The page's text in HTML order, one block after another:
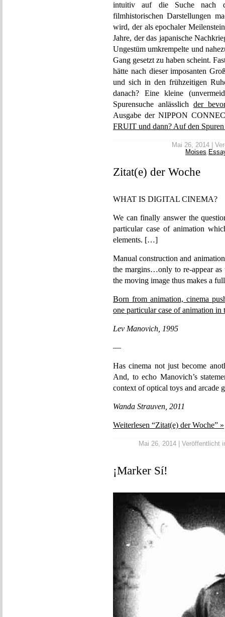
intuitiv auf die Suche nach
filmhistorischen Darstellungen
wird, der als epochaler
Jahre, der das japanische
Ungestüm umkrempelte und
Gang gesetzt zu haben scheint.
hätte nach dieser imposanten
und sich in den frühzeitigen
danach? Eine kleine
Spurensuche anlässlich der
Ausgabe der NIPPON
FRUIT und dann? Auf den
Mai 26, 2014 |
Moises,
Zitat(e) der Woche
WHAT IS DIGITAL CINEMA?
We can finally answer the
particular case of animation
elements. […]
Manual construction and
the margins…only to re-appear
the moving image thus makes a
Born from animation, cinema
one particular case of animation in
Lev Manovich, 1995
—
Has cinema not just become
And, to echo Manovich’s
context of optical toys and arcade
Wanda Strauven, 2011
Weiterlesen “Zitat(e) der Woche” »
Mai 26, 2014 | Veröffentlicht
¡Marker Sí!